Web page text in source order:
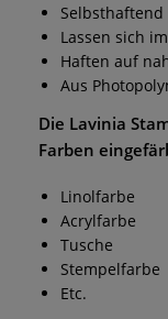
Selbsthaftend
Lassen sich
Haften auf
Aus
Die Lavinia
Farben
Linolfarbe
Acrylfarbe
Tusche
Stempelfarbe
Etc.